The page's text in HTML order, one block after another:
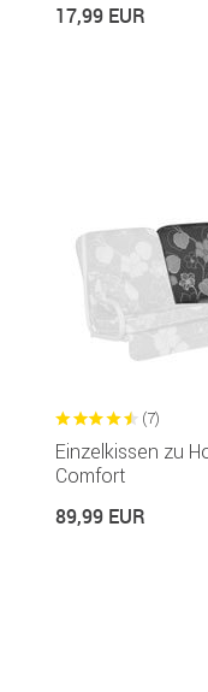
17,99 EUR
(7)
Einzelkissen zu
Comfort
89,99 EUR